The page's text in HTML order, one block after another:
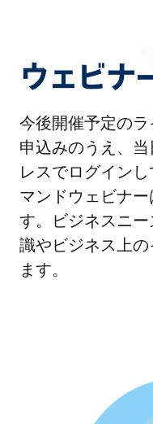
ウェビナ
今後開催予定の
申込みのうえ、
レスでログイン
マンドウェビナ
す。ビジネスニ
識やビジネス上
ます。